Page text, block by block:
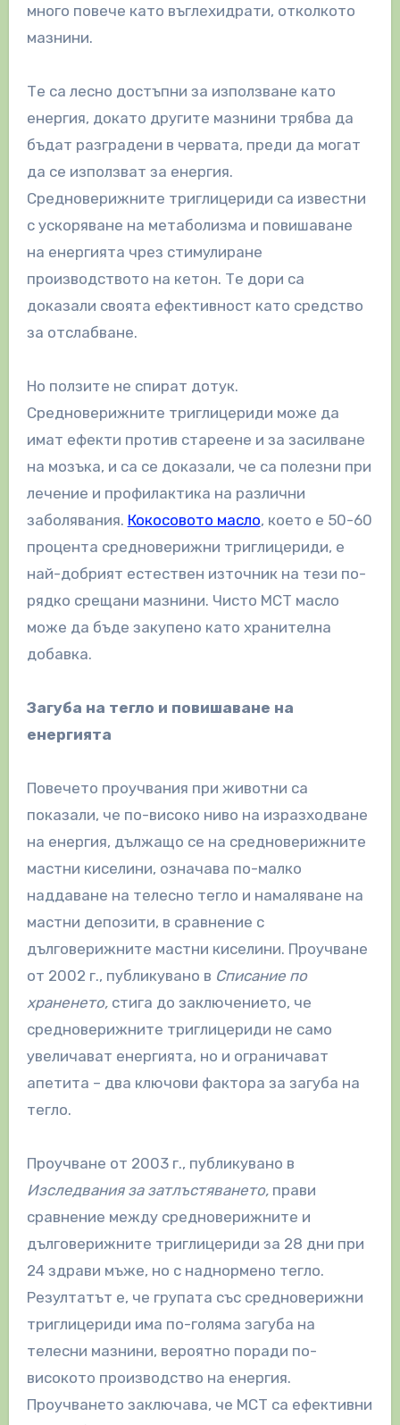
много повече като въглехидрати, отколкото
мазнини.
Те са лесно достъпни за използване като
енергия, докато другите мазнини трябва да
бъдат разградени в червата, преди да могат
да се използват за енергия.
Средноверижните триглицериди са известни
с ускоряване на метаболизма и повишаване
на енергията чрез стимулиране
производството на кетон. Те дори са
доказали своята ефективност като средство
за отслабване.
Но ползите не спират дотук.
Средноверижните триглицериди може да
имат ефекти против стареене и за засилване
на мозъка, и са се доказали, че са полезни при
лечение и профилактика на различни
заболявания. Кокосовото масло, което е 50-60
процента средноверижни триглицериди, е
най-добрият естествен източник на тези по-
рядко срещани мазнини. Чисто MCT масло
може да бъде закупено като хранителна
добавка.
Загуба на тегло и повишаване на
енергията
Повечето проучвания при животни са
показали, че по-високо ниво на изразходване
на енергия, дължащо се на средноверижните
мастни киселини, означава по-малко
наддаване на телесно тегло и намаляване на
мастни депозити, в сравнение с
дълговерижните мастни киселини. Проучване
от 2002 г., публикувано в Списание по
храненето,стига до заключението, че
средноверижните триглицериди не само
увеличават енергията, но и ограничават
апетита – два ключови фактора за загуба на
тегло.
Проучване от 2003 г., публикувано в
Изследвания за затлъстяването,прави
сравнение между средноверижните и
дълговерижните триглицериди за 28 дни при
24 здрави мъже, но с наднормено тегло.
Резултатът е, че групата със средноверижни
триглицериди има по-голяма загуба на
телесни мазнини, вероятно поради по-
високото производство на енергия.
Проучването заключава, че MCT са ефективни